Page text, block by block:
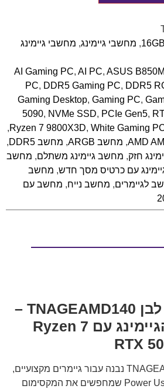
, מחשבי גיימינג, מחשבי גיימינג
AI Gaming PC, AI PC, ASUS B850M
PC, DDR5 Gaming PC, DDR5
Gaming Desktop, Gaming PC,
5090, NVMe SSD, PCIe Gen5,
Ryzen 7 9800X3D, White Gaming
,
, מחשב ARGB , מחשב DDR5
,
חזק, מחשב גיימינג משתלם, מחשב
עם כרטיס מסך חדש, מחשב
לגיימרים, מחשב נייח, מחשב עם
מחשב גיימינג לבן TNAGEAMD140 –
פסגת ביצועי הגיימינג עם Ryzen 7
ה־TNAGEAMD140 Gaming PC נבנה עבור גיימרים מקצועיים,
יוצרי תוכן ומשתמשי Power Users שמחפשים את המקסימום